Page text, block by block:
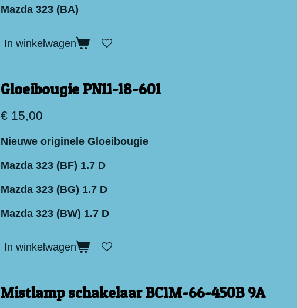
Mazda 323 (BA)
In winkelwagen
Gloeibougie PN11-18-601
€ 15,00
Nieuwe originele Gloeibougie
Mazda 323 (BF) 1.7 D
Mazda 323 (BG) 1.7 D
Mazda 323 (BW) 1.7 D
In winkelwagen
Mistlamp schakelaar BC1M-66-450B 9A